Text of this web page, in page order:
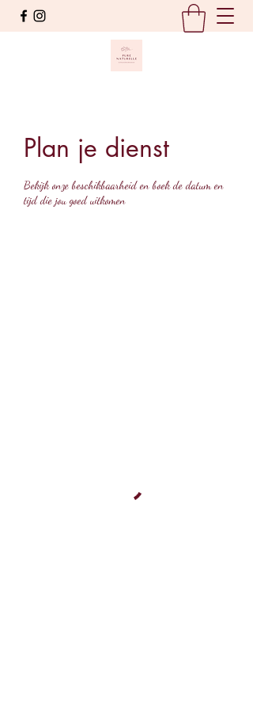
Plan je dienst
Bekijk onze beschikbaarheid en boek de datum en
tijd die jou goed uitkomen